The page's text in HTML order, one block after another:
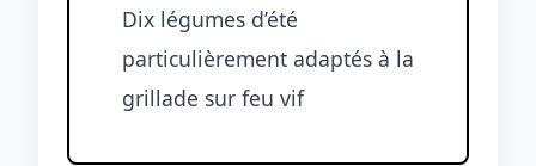
Dix légumes d’été
particulièrement adaptés à la
grillade sur feu vif